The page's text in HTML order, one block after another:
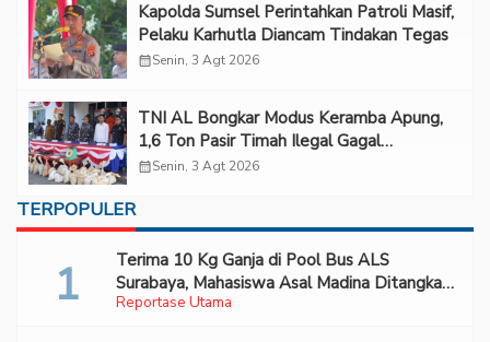
Kapolda Sumsel Perintahkan Patroli Masif,
Pelaku Karhutla Diancam Tindakan Tegas
calendar_monthSenin, 3 Agt 2026
TNI AL Bongkar Modus Keramba Apung,
1,6 Ton Pasir Timah Ilegal Gagal
Diselundupkan
calendar_monthSenin, 3 Agt 2026
TERPOPULER
Reportase Utama
Terima 10 Kg Ganja di Pool Bus ALS
Surabaya, Mahasiswa Asal Madina Ditangkap
Bareskrim